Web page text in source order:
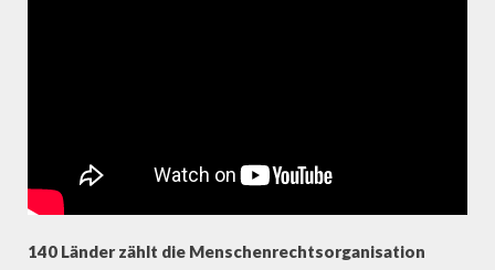
140 Länder zählt die Menschenrechtsorganisation